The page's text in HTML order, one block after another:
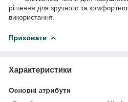
рішення для зручного та
використання.
Приховати
Характеристики
Основні атрибути